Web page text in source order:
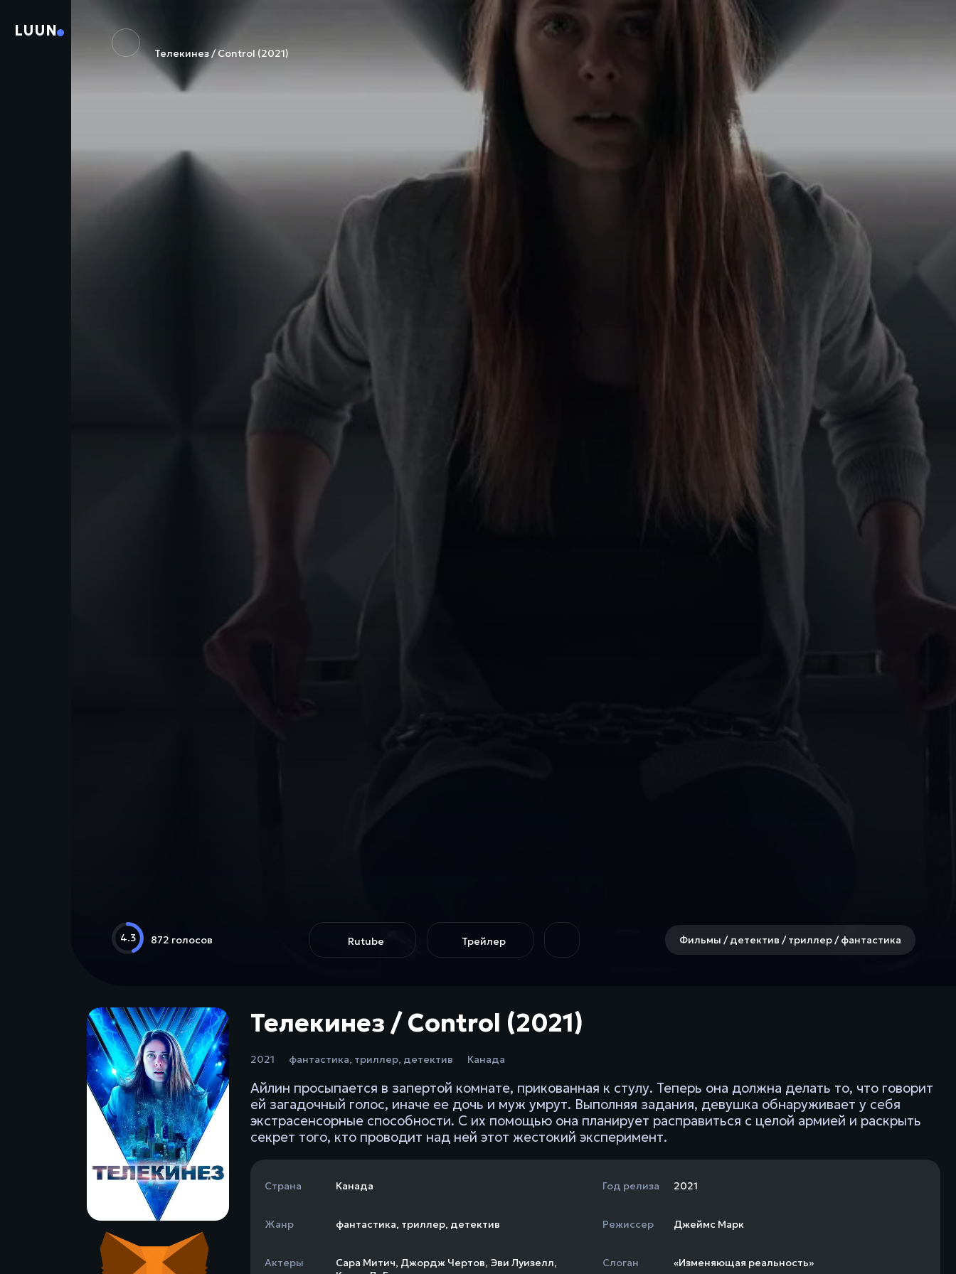
LUUN
Телекинез / Control (2021)
4.3 872 голосов Rutube Трейлер Фильмы / детектив / триллер / фантастика
Телекинез / Control (2021)
2021 фантастика, триллер, детектив Канада
Айлин просыпается в запертой комнате, прикованная к стулу. Теперь она должна делать то, что говорит
ей загадочный голос, иначе ее дочь и муж умрут. Выполняя задания, девушка обнаруживает у себя
экстрасенсорные способности. С их помощью она планирует расправиться с целой армией и раскрыть
секрет того, кто проводит над ней этот жестокий эксперимент.
Страна Канада Год релиза 2021
Жанр фантастика, триллер, детектив Режиссер Джеймс Марк
Актеры Сара Митич, Джордж Чертов, Эви Луизелл,
Слоган «Изменяющая реальность»